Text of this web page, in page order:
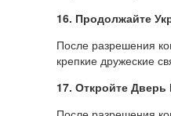
16. Продолжайте
После разрешения
крепкие дружеские
17. Откройте